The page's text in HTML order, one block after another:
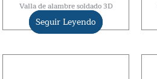
Valla de alambre soldado 3D
Seguir Leyendo